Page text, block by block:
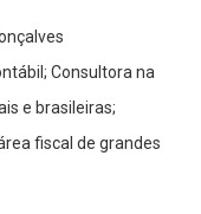
Consultora na
e brasileiras;
fiscal de grandes